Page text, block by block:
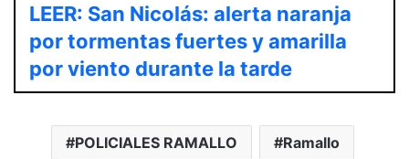
LEER: San Nicolás: alerta naranja
por tormentas fuertes y amarilla
por viento durante la tarde
POLICIALES RAMALLO Ramallo